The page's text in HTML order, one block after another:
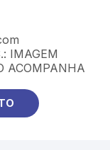
IMAGEM
ACOMPANHA